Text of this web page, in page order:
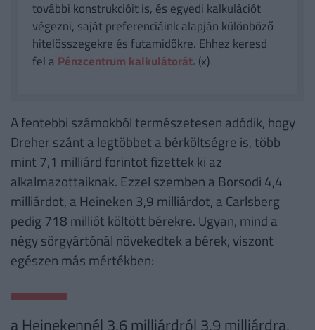
további konstrukcióit is, és egyedi kalkulációt
végezni, saját preferenciáink alapján különböző
hitelösszegekre és futamidőkre. Ehhez keresd
fel a Pénzcentrum kalkulátorát. (x)
A fentebbi számokból természetesen adódik, hogy
Dreher szánt a legtöbbet a bérköltségre is, több
mint 7,1 milliárd forintot fizettek ki az
alkalmazottaiknak. Ezzel szemben a Borsodi 4,4
milliárdot, a Heineken 3,9 milliárdot, a Carlsberg
pedig 718 milliót költött bérekre. Ugyan, mind a
négy sörgyártónál növekedtek a bérek, viszont
egészen más mértékben:
a Heinekennél 3,6 milliárdról 3,9 milliárdra,